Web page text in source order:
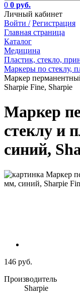
0 0 руб.
Личный кабинет
Войти / Регистрация
Главная страница
Каталог
Медицина
Пластик, стекло,
Маркеры по стеклу,
Маркер
Sharpie Fine, Sharpie
Маркер
стеклу и
синий,
146 руб.
Производитель
Sharpie